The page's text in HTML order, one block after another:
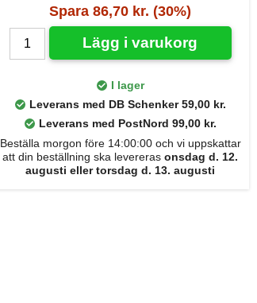
Spara 86,70 kr. (30%)
Lägg i varukorg
I lager
Leverans med DB Schenker 59,00 kr.
Leverans med PostNord 99,00 kr.
Beställa morgon före 14:00:00 och vi uppskattar
att din beställning ska levereras onsdag d. 12.
augusti eller torsdag d. 13. augusti